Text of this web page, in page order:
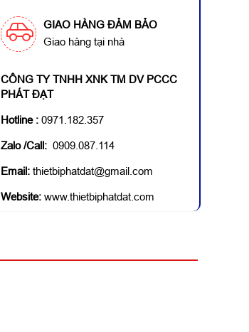
GIAO HÀNG ĐẢM BẢO
Giao hàng tại nhà
CÔNG TY TNHH XNK TM DV PCCC
PHÁT ĐẠT
Hotline : 0971.182.357
Zalo /Call:0909.087.114
Email:thietbiphatdat@gmail.com
Website:www.thietbiphatdat.com